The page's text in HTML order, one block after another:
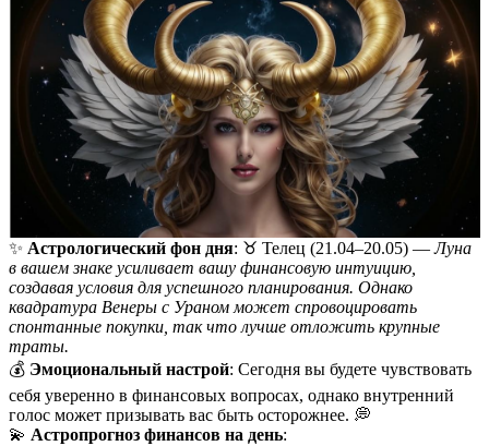
✨ Астрологический фон дня: ♉️ Телец (21.04–20.05) —Луна
в вашем знаке усиливает вашу финансовую интуицию,
создавая условия для успешного планирования. Однако
квадратура Венеры с Ураном может спровоцировать
спонтанные покупки, так что лучше отложить крупные
траты.
💰 Эмоциональный настрой: Сегодня вы будете чувствовать
себя уверенно в финансовых вопросах, однако внутренний
голос может призывать вас быть осторожнее. 💭
💫 Астропрогноз финансов на день: